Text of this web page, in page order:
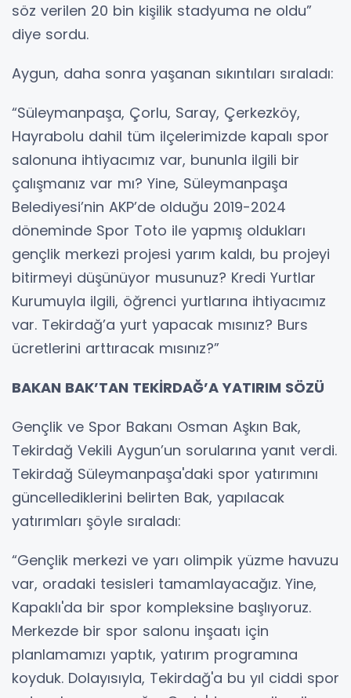
söz verilen 20 bin kişilik stadyuma ne oldu”
diye sordu.
Aygun, daha sonra yaşanan sıkıntıları sıraladı:
“Süleymanpaşa, Çorlu, Saray, Çerkezköy,
Hayrabolu dahil tüm ilçelerimizde kapalı spor
salonuna ihtiyacımız var, bununla ilgili bir
çalışmanız var mı? Yine, Süleymanpaşa
Belediyesi’nin AKP’de olduğu 2019-2024
döneminde Spor Toto ile yapmış oldukları
gençlik merkezi projesi yarım kaldı, bu projeyi
bitirmeyi düşünüyor musunuz? Kredi Yurtlar
Kurumuyla ilgili, öğrenci yurtlarına ihtiyacımız
var. Tekirdağ’a yurt yapacak mısınız? Burs
ücretlerini arttıracak mısınız?”
BAKAN BAK’TAN TEKİRDAĞ’A YATIRIM SÖZÜ
Gençlik ve Spor Bakanı Osman Aşkın Bak,
Tekirdağ Vekili Aygun’un sorularına yanıt verdi.
Tekirdağ Süleymanpaşa'daki spor yatırımını
güncellediklerini belirten Bak, yapılacak
yatırımları şöyle sıraladı:
“Gençlik merkezi ve yarı olimpik yüzme havuzu
var, oradaki tesisleri tamamlayacağız. Yine,
Kapaklı'da bir spor kompleksine başlıyoruz.
Merkezde bir spor salonu inşaatı için
planlamamızı yaptık, yatırım programına
koyduk. Dolayısıyla, Tekirdağ'a bu yıl ciddi spor